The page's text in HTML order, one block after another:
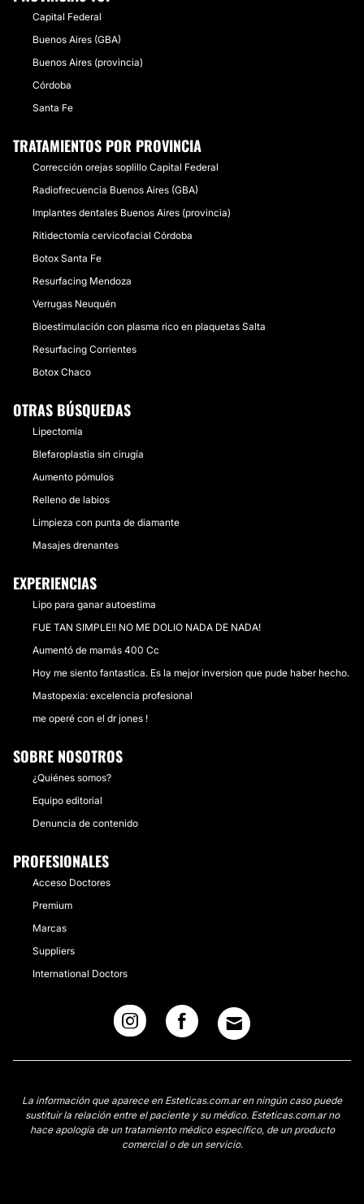
Capital Federal
Buenos Aires (GBA)
Buenos Aires (provincia)
Córdoba
Santa Fe
TRATAMIENTOS POR PROVINCIA
Corrección orejas soplillo Capital Federal
Radiofrecuencia Buenos Aires (GBA)
Implantes dentales Buenos Aires (provincia)
Ritidectomía cervicofacial Córdoba
Botox Santa Fe
Resurfacing Mendoza
Verrugas Neuquén
Bioestimulación con plasma rico en plaquetas Salta
Resurfacing Corrientes
Botox Chaco
OTRAS BÚSQUEDAS
Lipectomía
Blefaroplastia sin cirugía
Aumento pómulos
Relleno de labios
Limpieza con punta de diamante
Masajes drenantes
EXPERIENCIAS
Lipo para ganar autoestima
FUE TAN SIMPLE!! NO ME DOLIO NADA DE NADA!
Aumentó de mamás 400 Cc
Hoy me siento fantastica. Es la mejor inversion que pude haber hecho.
Mastopexia: excelencia profesional
me operé con el dr jones !
SOBRE NOSOTROS
¿Quiénes somos?
Equipo editorial
Denuncia de contenido
PROFESIONALES
Acceso Doctores
Premium
Marcas
Suppliers
International Doctors
La información que aparece en Esteticas.com.ar en ningún caso puede
sustituir la relación entre el paciente y su médico. Esteticas.com.ar no
hace apología de un tratamiento médico específico, de un producto
comercial o de un servicio.